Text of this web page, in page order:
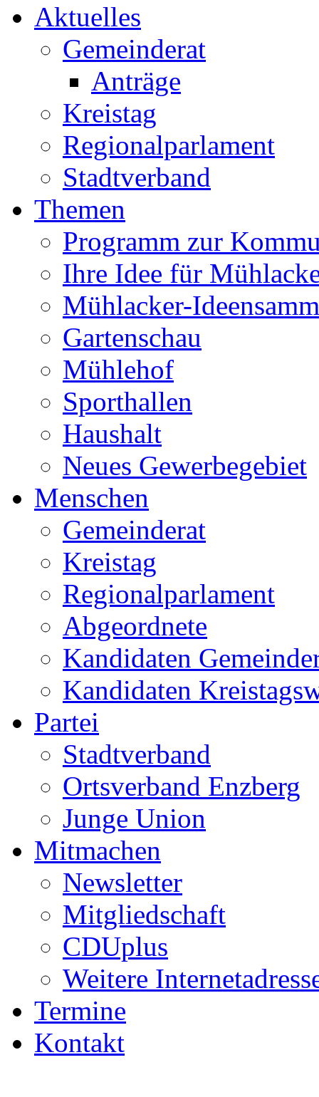
Aktuelles
Gemeinderat
Anträge
Kreistag
Regionalparlament
Stadtverband
Themen
Programm zur
Ihre Idee für
Mühlacker-
Gartenschau
Mühlehof
Sporthallen
Haushalt
Neues Gewerbegebiet
Menschen
Gemeinderat
Kreistag
Regionalparlament
Abgeordnete
Kandidaten
Kandidaten
Partei
Stadtverband
Ortsverband Enzberg
Junge Union
Mitmachen
Newsletter
Mitgliedschaft
CDUplus
Weitere
Termine
Kontakt